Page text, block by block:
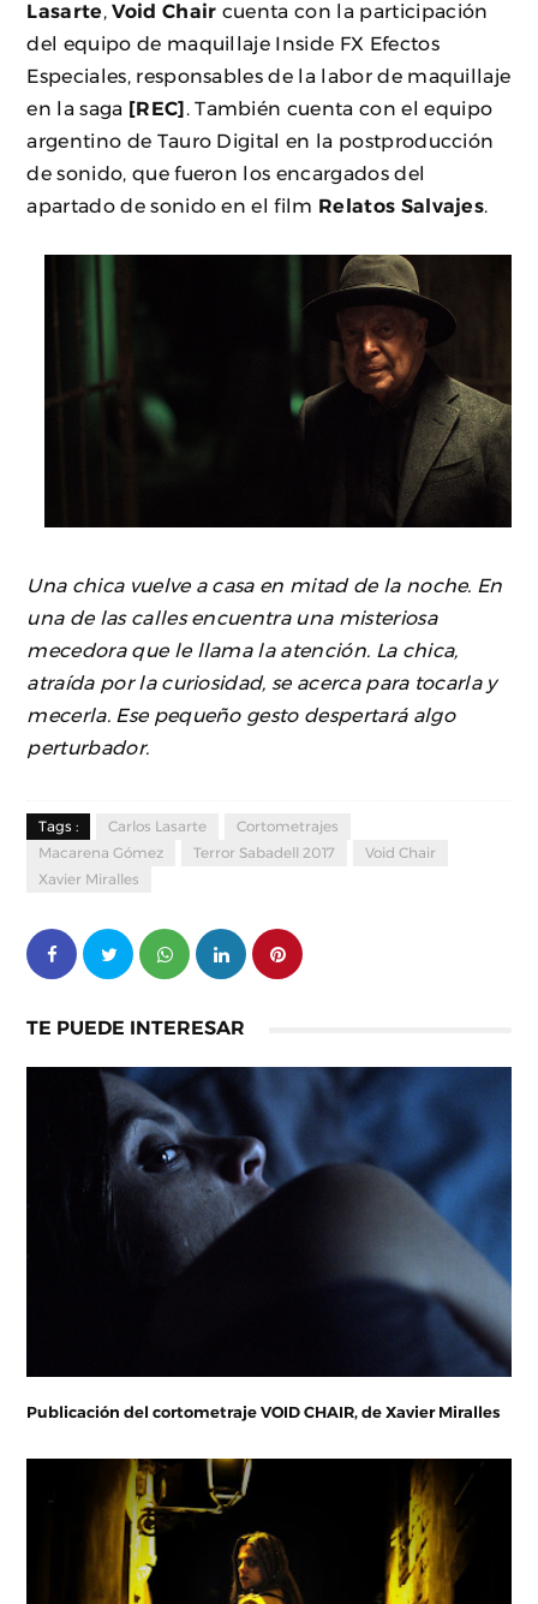
Lasarte,Void Chair cuenta con la participación
del equipo de maquillaje Inside FX Efectos
Especiales, responsables de la labor de maquillaje
en la saga [REC] . También cuenta con el equipo
argentino de Tauro Digital en la postproducción
de sonido, que fueron los encargados del
apartado de sonido en el film Relatos Salvajes.
Una chica vuelve a casa en mitad de la noche. En
una de las calles encuentra una misteriosa
mecedora que le llama la atención. La chica,
atraída por la curiosidad, se acerca para tocarla y
mecerla. Ese pequeño gesto despertará algo
perturbador.
Tags : Carlos Lasarte
Cortometrajes
Macarena Gómez
Terror Sabadell 2017
Void Chair
Xavier Miralles
TE PUEDE INTERESAR
Publicación del cortometraje VOID CHAIR, de Xavier Miralles